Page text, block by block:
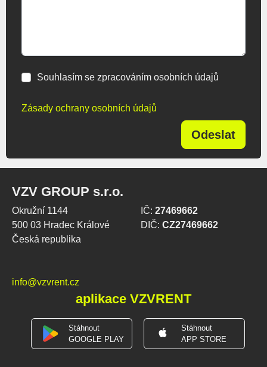
Souhlasím se zpracováním osobních údajů
Zásady ochrany osobních údajů
Odeslat
VZV GROUP s.r.o.
Okružní 1144
500 03 Hradec Králové
Česká republika
IČ: 27469662
DIČ: CZ27469662
info@vzvrent.cz
aplikace VZVRENT
Stáhnout
GOOGLE PLAY
Stáhnout
APP STORE